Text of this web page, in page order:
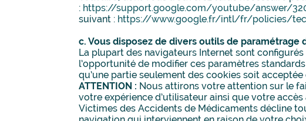
: https://support.google.com/youtube/answer/
suivant : https://www.google.fr/intl/fr/policies/
c. Vous disposez de divers outils de paramétrage
La plupart des navigateurs Internet sont
l’opportunité de modifier ces paramètres
qu’une partie seulement des cookies soit
ATTENTION : Nous attirons votre attention sur le
votre expérience d’utilisateur ainsi que votre
Victimes des Accidents de Médicaments décline